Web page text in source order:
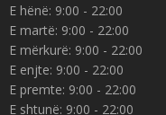
E hënë: 9:00 - 22:00
E martë: 9:00 - 22:00
E mërkurë: 9:00 - 22:00
E enjte: 9:00 - 22:00
E premte: 9:00 - 22:00
E shtunë: 9:00 - 22:00